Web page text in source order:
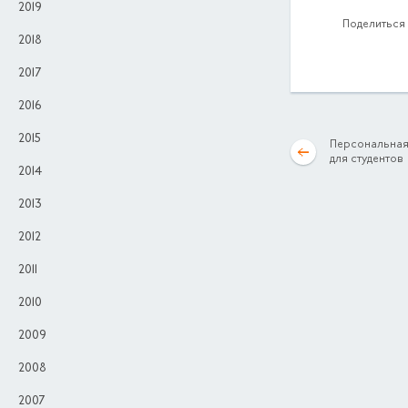
2019
2018
2017
2016
2015
2014
2013
2012
2011
2010
2009
2008
2007
для студентов